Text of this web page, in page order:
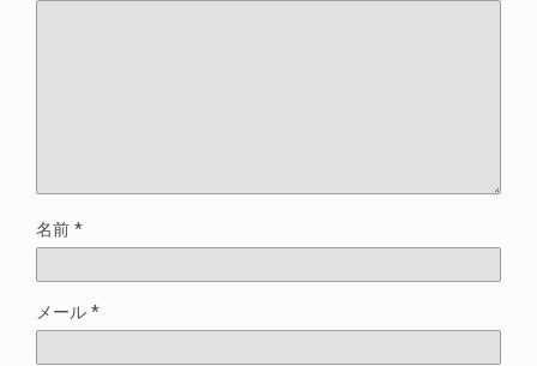
名前 *
メール *